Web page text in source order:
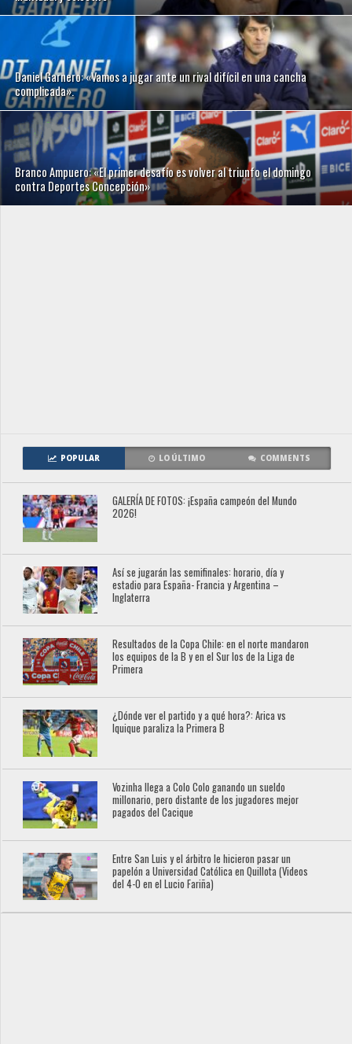
Daniel Garnero: «Vamos a jugar ante un rival difícil en una cancha
complicada».
Branco Ampuero: «El primer desafío es volver al triunfo el domingo
contra Deportes Concepción»
POPULAR LO ÚLTIMO COMMENTS
GALERÍA DE FOTOS: ¡España campeón del Mundo
2026!
Así se jugarán las semifinales: horario, día y
estadio para España- Francia y Argentina –
Inglaterra
Resultados de la Copa Chile: en el norte mandaron
los equipos de la B y en el Sur los de la Liga de
Primera
¿Dónde ver el partido y a qué hora?: Arica vs
Iquique paraliza la Primera B
Vozinha llega a Colo Colo ganando un sueldo
millonario, pero distante de los jugadores mejor
pagados del Cacique
Entre San Luis y el árbitro le hicieron pasar un
papelón a Universidad Católica en Quillota (Videos
del 4-0 en el Lucio Fariña)